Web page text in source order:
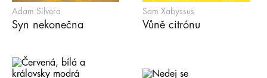
Adam Silvera
Syn nekonečna
Sam Xabyssus
Vůně citrónu